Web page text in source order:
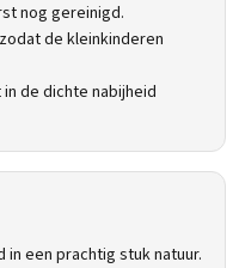
nog gereinigd.
de kleinkinderen
de dichte nabijheid
in een prachtig stuk natuur.